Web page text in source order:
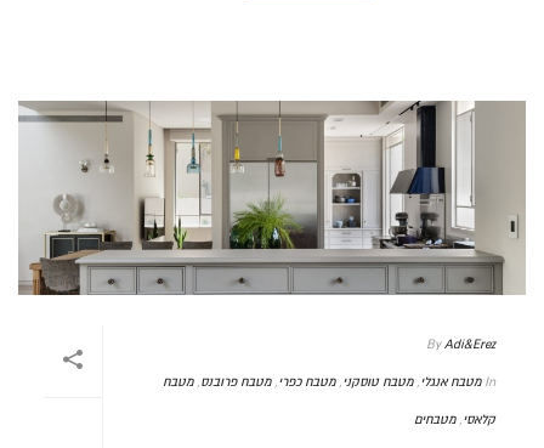
By Adi&Erez
In מטבח אנגלי,מטבח טוסקני,מטבח כפרי,מטבח פרובנס,מטבח
קלאסי,מטבחים